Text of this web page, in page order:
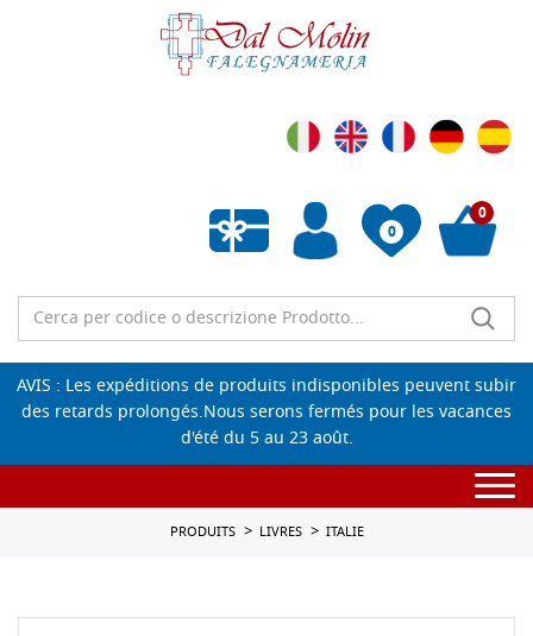
0
Liste de souhaits vide
0
AVIS : Les expéditions de produits indisponibles peuvent subir
des retards prolongés.Nous serons fermés pour les vacances
d'été du 5 au 23 août.
PRODUITS LIVRES ITALIE